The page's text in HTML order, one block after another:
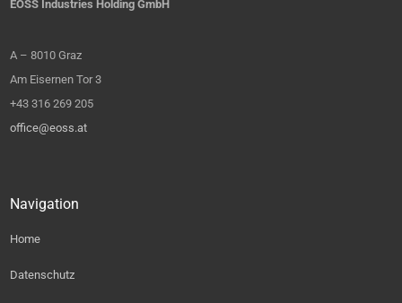
EOSS Industries Holding GmbH
A – 8010 Graz
Am Eisernen Tor 3
+43 316 269 205
office@eoss.at
Navigation
Home
Datenschutz